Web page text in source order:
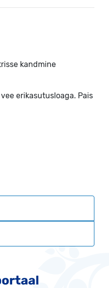
kandmine
erikasutusloaga. Pais